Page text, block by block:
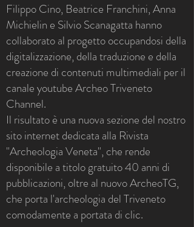
Filippo Cino, Beatrice Franchini, Anna
Michielin e Silvio Scanagatta hanno
collaborato al progetto occupandosi della
digitalizzazione, della traduzione e della
creazione di contenuti multimediali per il
canale youtube Archeo Triveneto
Channel.
Il risultato è una nuova sezione del nostro
sito internet dedicata alla Rivista
"Archeologia Veneta", che rende
disponibile a titolo gratuito 40 anni di
pubblicazioni, oltre al nuovo ArcheoTG,
che porta l'archeologia del Triveneto
comodamente a portata di clic.